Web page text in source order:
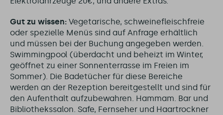
Gut zu wissen: Vegetarische, schweinefleischfreie
oder spezielle Menüs sind auf Anfrage erhältlich
und müssen bei der Buchung angegeben werden.
Swimmingpool (überdacht und beheizt im Winter,
geöffnet zu einer Sonnenterrasse im Freien im
Sommer). Die Badetücher für diese Bereiche
werden an der Rezeption bereitgestellt und sind für
den Aufenthalt aufzubewahren. Hammam. Bar und
Bibliothekssalon. Safe, Fernseher und Haartrockner